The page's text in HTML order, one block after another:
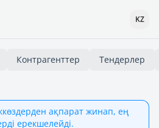
KZ
Контрагенттер Тендерлер
ақпарат жинап, ең
ерекшелейді.